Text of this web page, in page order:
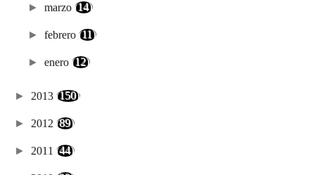
►marzo (14)
►febrero(11)
►enero (12)
► 2013 (150)
► 2012 (89)
► 2011 (44)